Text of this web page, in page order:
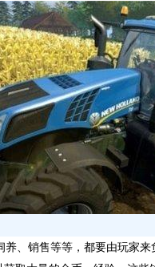
养、销售等等，都要由玩家来